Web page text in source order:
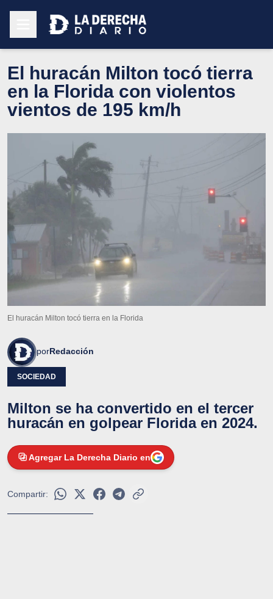
El huracán Milton tocó tierra
en la Florida con violentos
vientos de 195 km/h
El huracán Milton tocó tierra en la Florida
porRedacción
SOCIEDAD
Milton se ha convertido en el tercer
huracán en golpear Florida en 2024.
Agregar La Derecha Diario en
Compartir: